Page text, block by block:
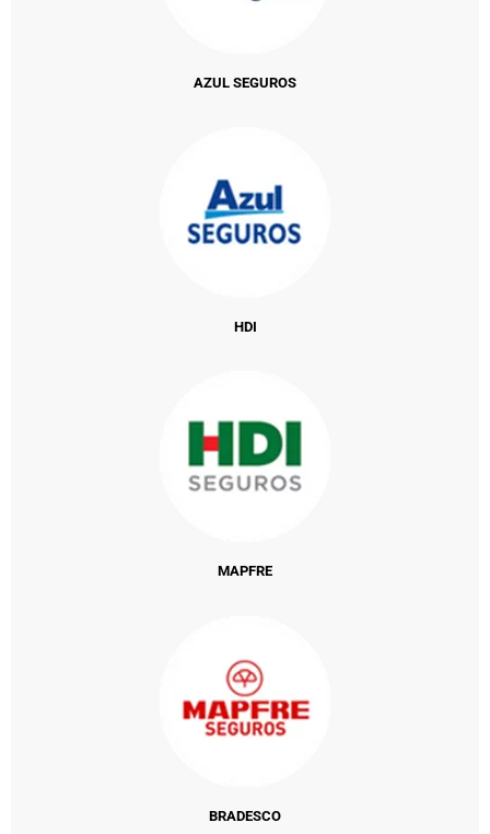
AZUL SEGUROS
HDI
MAPFRE
BRADESCO